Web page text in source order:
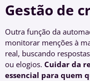
Gestão de
Outra função da
monitorar menções à
real, buscando
ou elogios. Cuidar da
essencial para quem